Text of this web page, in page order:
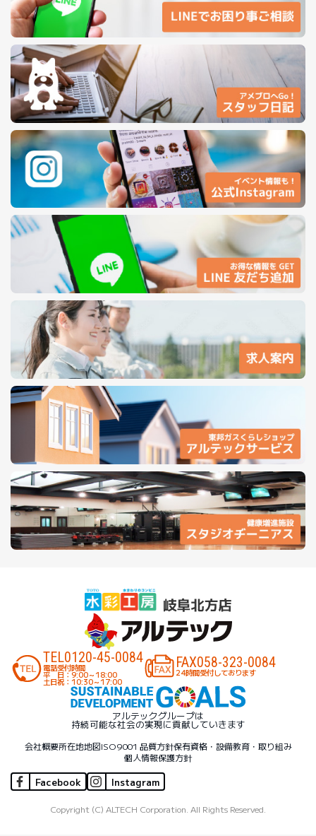
TEL0120-45-0084
電話受付時間
平 日：9:00～18:00
土日祝：10:30～17:00
FAX058-323-0084
24時間受付しております
アルテックグループは
持続可能な社会の実現に貢献していきます
会社概要所在地地図ISO9001 品質方針保有資格・設備教育・取り組み
個人情報保護方針
Facebook Instagram
Copyright (C) ALTECH Corporation. All Rights Reserved.